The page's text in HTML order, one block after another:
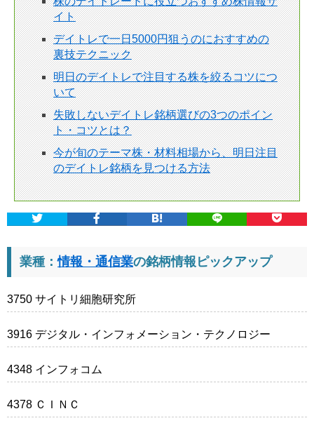
イト
デイトレで一日5000円狙うのにおすすめの
裏技テクニック
明日のデイトレで注目する株を絞るコツにつ
いて
失敗しないデイトレ銘柄選びの3つのポイン
ト・コツとは？
今が旬のテーマ株・材料相場から、明日注目
のデイトレ銘柄を見つける方法
業種：情報・通信業の銘柄情報ピックアップ
3750 サイトリ細胞研究所
3916 デジタル・インフォメーション・テクノロジー
4348 インフォコム
4378 ＣＩＮＣ